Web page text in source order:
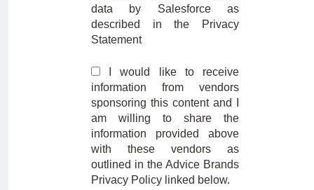
data by Salesforce as
described in the Privacy
Statement
I would like to receive
information from vendors
sponsoring this content and I
am willing to share the
information provided above
with these vendors as
outlined in the Advice Brands
Privacy Policy linked below.